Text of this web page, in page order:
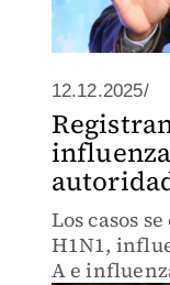
12.12.2025/
Los casos
H1N1,
A e